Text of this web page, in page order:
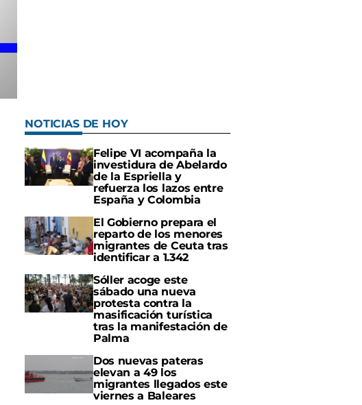
NOTICIAS DE HOY
Felipe VI acompaña la
investidura de Abelardo
de la Espriella y
refuerza los lazos entre
España y Colombia
El Gobierno prepara el
reparto de los menores
migrantes de Ceuta tras
identificar a 1.342
Sóller acoge este
sábado una nueva
protesta contra la
masificación turística
tras la manifestación de
Palma
Dos nuevas pateras
elevan a 49 los
migrantes llegados este
viernes a Baleares